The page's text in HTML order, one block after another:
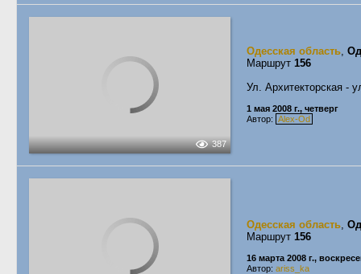
387
Одесская область,
Маршрут 156
Ул. Архитекторская -
1 мая 2008 г., четверг
Автор: Alex-Od
Одесская область,
Маршрут 156
16 марта 2008 г.,
Автор: ariss_ka